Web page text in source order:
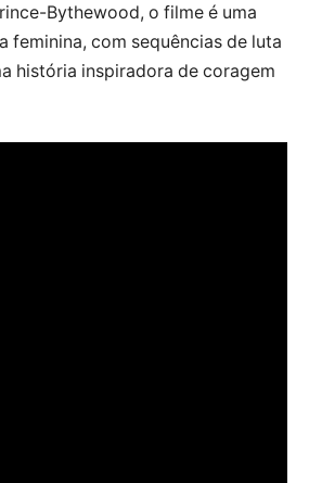
Bythewood, o filme é uma
feminina, com sequências de luta
história inspiradora de coragem